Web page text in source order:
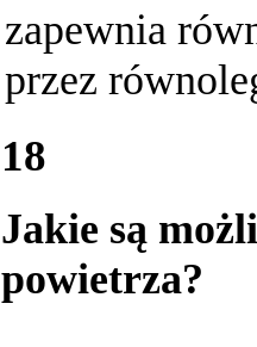
zapewnia
przez
18
Jakie są
powietrza?